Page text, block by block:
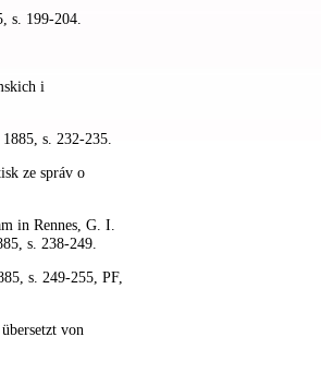
s. 199-204.
i
s. 232-235.
ze správ o
in Rennes, G. I.
s. 238-249.
s. 249-255, PF,
von